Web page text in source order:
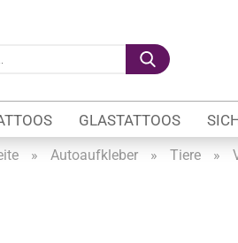
Suche...
GLASTATTOOS
» Autoaufkleber » Tiere »